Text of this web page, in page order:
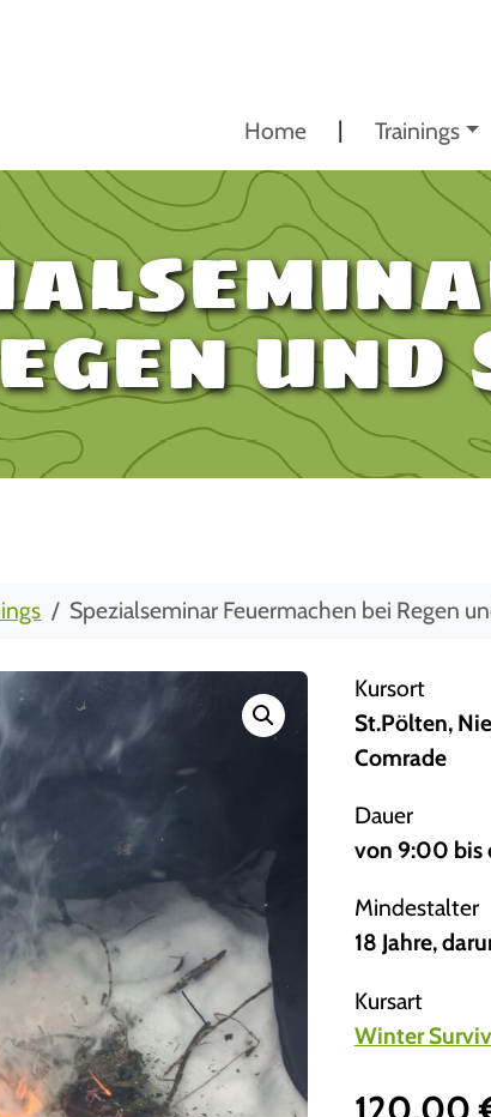
Home Trainings
und
Spezialseminar Feuermachen bei Regen
Kursort
St.Pölten,
Comrade
Dauer
von 9:00 bis
Mindestalter
18 Jahre,
Kursart
Winter